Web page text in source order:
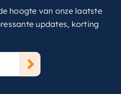
hoogte van onze laatste
updates, korting